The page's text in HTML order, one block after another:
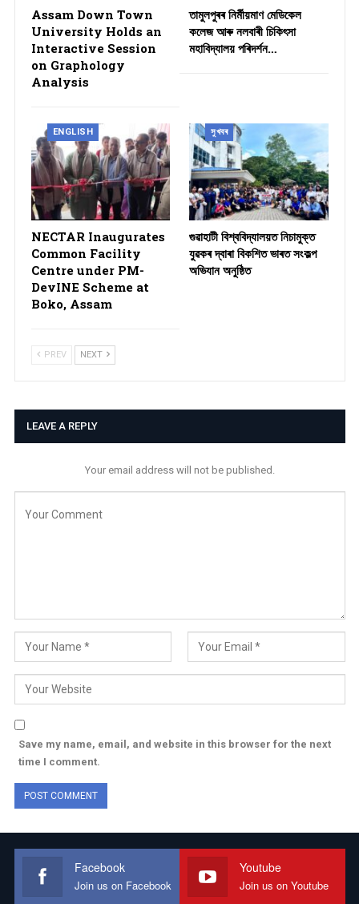
Assam Down Town
University Holds an
Interactive Session
on Graphology
Analysis
তামুলপুৰৰ নিৰ্মীয়মাণ মেডিকেল
কলেজ আৰু নলবাৰী চিকিৎসা
মহাবিদ্যালয় পৰিদৰ্শন…
ENGLISH
NECTAR Inaugurates
Common Facility
Centre under PM-
DevINE Scheme at
Boko, Assam
সুখবৰ
গুৱাহাটী বিশ্ববিদ্যালয়ত নিচামুক্ত
যুৱকৰ দ্বাৰা বিকশিত ভাৰত সংকল্প
অভিযান অনুষ্ঠিত
PREV NEXT
LEAVE A REPLY
Your email address will not be published.
Save my name, email, and website in this browser for the next
time I comment.
Facebook
Join us on Facebook
Youtube
Join us on Youtube